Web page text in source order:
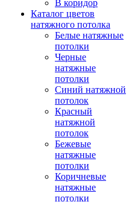
В коридор
Каталог цветов
натяжного потолка
Белые натяжные
потолки
Черные
натяжные
потолки
Синий натяжной
потолок
Красный
натяжной
потолок
Бежевые
натяжные
потолки
Коричневые
натяжные
потолки